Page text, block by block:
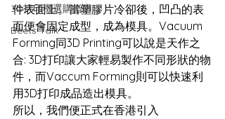
3D打印機選購指南
Beets Talk
件表面上。當塑膠片冷卻後，凹凸的表
面便會固定成型，成為模具。Vacuum
Forming同3D Printing可以說是天作之
合: 3D打印讓大家輕易製作不同形狀的物
件，而Vaccum Forming則可以快速利
用3D打印成品造出模具。
所以，我們便正式在香港引入